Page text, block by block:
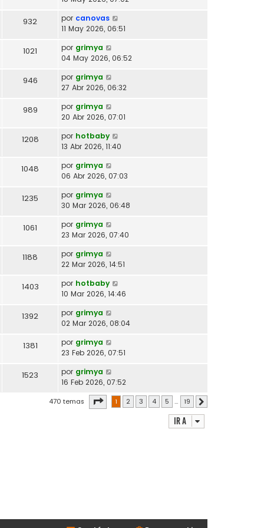
932 por canovas
11 May 2026, 06:51
1021 por grimya
04 May 2026, 06:52
946 por grimya
27 Abr 2026, 06:32
989 por grimya
20 Abr 2026, 07:01
1208 por hotbaby
13 Abr 2026, 11:40
1048 por grimya
06 Abr 2026, 07:03
1235 por grimya
30 Mar 2026, 06:48
1061 por grimya
23 Mar 2026, 07:40
1188 por grimya
22 Mar 2026, 14:51
1403 por hotbaby
10 Mar 2026, 14:46
1392 por grimya
02 Mar 2026, 08:04
1381 por grimya
23 Feb 2026, 07:51
1523 por grimya
16 Feb 2026, 07:52
470 temas Página1 de
1 2 3 4 5 … 19
Ir a